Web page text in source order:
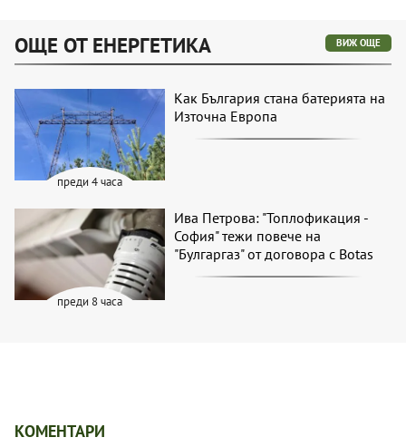
ОЩЕ ОТ ЕНЕРГЕТИКА ВИЖ ОЩЕ
преди 4 часа
Как България стана батерията на
Източна Европа
преди 8 часа
Ива Петрова: "Топлофикация -
София" тежи повече на
"Булгаргаз" от договора с Botas
КОМЕНТАРИ